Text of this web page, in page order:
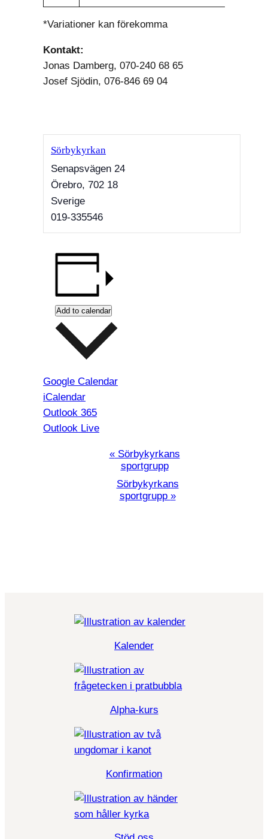
*Variationer kan förekomma
Kontakt:
Jonas Damberg, 070-240 68 65
Josef Sjödin, 076-846 69 04
Sörbykyrkan
Senapsvägen 24
Örebro, 702 18
Sverige
019-335546
Add to calendar
Google Calendar
iCalendar
Outlook 365
Outlook Live
Programpunkt
«Sörbykyrkans
sportgrupp
Sörbykyrkans
sportgrupp »
Kalender
Alpha-kurs
Konfirmation